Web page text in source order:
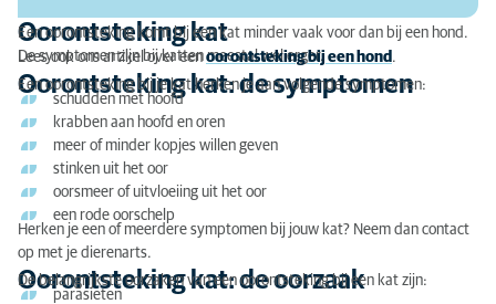
Oorontsteking kat: de behandeling
Oorontsteking kat
Een oorontsteking komt bij een kat minder vaak voor dan bij een hond.
De symptomen zijn bij katten meestal wel erger.
Lees ook ons artikel over eenoorontsteking bij een hond .
Oorontsteking kat: de symptomen
Een oorontsteking bij je kat herken je aan volgende symptomen:
schudden met hoofd
krabben aan hoofd en oren
meer of minder kopjes willen geven
stinken uit het oor
oorsmeer of uitvloeiing uit het oor
een rode oorschelp
Herken je een of meerdere symptomen bij jouw kat? Neem dan contact
op met je dierenarts.
Oorontsteking kat: de oorzaak
De belangrijkste oorzaken van een oorontsteking bij een kat zijn:
parasieten